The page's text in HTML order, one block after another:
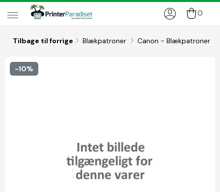
0
Tilbage til forrige Blækpatroner Canon - Blækpatroner
-10%